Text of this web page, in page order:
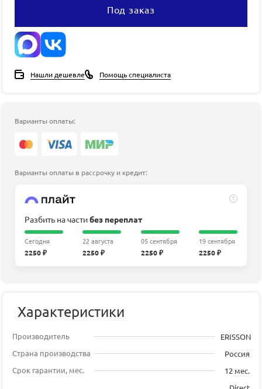
Под заказ
Нашли дешевле Помощь специалиста
Варианты оплаты:
Варианты оплаты в рассрочку и кредит:
?
Разбить на частибез переплат
Сегодня
2250 ₽
22 августа
2250 ₽
05 сентября
2250 ₽
19 сентября
2250 ₽
Характеристики
Производитель
ERISSON
Страна производства
Россия
Срок гарантии, мес.
12 мес.